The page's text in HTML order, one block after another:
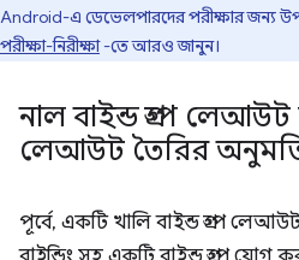
Android-এ ডেভেলপারদের পরীক্ষার জন্য
পরীক্ষা-নিরীক্ষা-তে আরও জানুন।
নাল বাইন্ড গ্রুপ
লেআউট তৈরির
পূর্বে, একটি খালি বাইন্ড গ্রুপ